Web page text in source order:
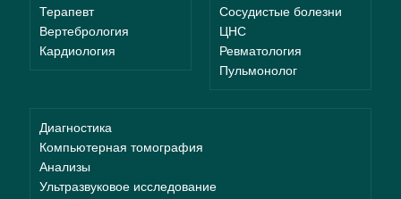
Терапевт
Вертебрология
Кардиология
Сосудистые болезни
ЦНС
Ревматология
Пульмонолог
Диагностика
Компьютерная томография
Анализы
Ультразвуковое исследование